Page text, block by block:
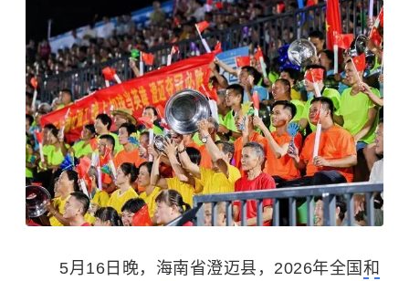
5月16日晚，海南省澄迈县，2026年全国 和